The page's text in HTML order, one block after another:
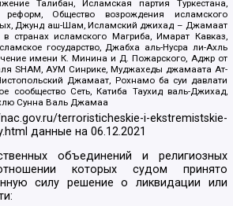
Талибан, Исламская партия Туркестана,
реформ, Общество возрождения исламского
Джунд аш-Шам, Исламский джихад – Джамаат
странах исламского Магриба, Имарат Кавказ,
государство, Джабха аль-Нусра ли-Ахль
имени К. Минина и Д. Пожарского, Аджр от
SHAM, АУМ Синрике, Муджахеды джамаата Ат-
Джамаат, Рохнамо ба суи давлати
сообщество Сеть, Катиба Таухид валь-Джихад,
Сунна Валь Джамаа
terroristicheskie-i-ekstremistskie-
данные на06.12.2021
объединений и религиозных
которых судом принято
силу решение о ликвидации или